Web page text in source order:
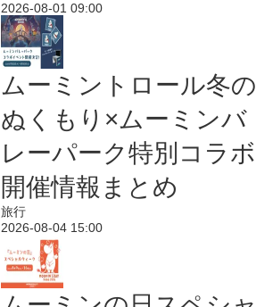
2026-08-01 09:00
ムーミントロール冬の
ぬくもり×ムーミンバ
レーパーク特別コラボ
開催情報まとめ
旅行
2026-08-04 15:00